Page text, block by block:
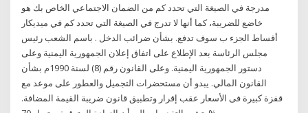
مدرجة في الصيغة التي تحدد كم من الضمان الاجتماعي الخاص بك هو
خاضع للضريبة، كما أنها لا تدرج في الصيغة التي تحدد كم في ميديكار
أقساط الجزء ب سوف تدفع. بشأن ضرائب الدخل . باسم الشعب رئيس
مجلس الرئاسة بعد الإطلاع على اتفاق إعلان الجمهورية اليمنية وعلى
دستور الجمهورية اليمنية. وعلى القانون رقم (8) لسنة 1990م بشأن
القانون المالي. يبدو أن مستحضرات التجميل والعطور على موعد مع
قفزة كبيرة فى الأسعار عقب إقرار وتطبيق قانون ضريبة القيمة المضافة.